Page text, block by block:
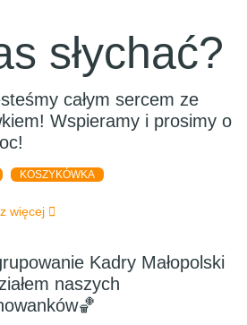
słychać?
całym sercem ze
Wspieramy i prosimy o
KOSZYKÓWKA
więcej
Kadry Małopolski
naszych